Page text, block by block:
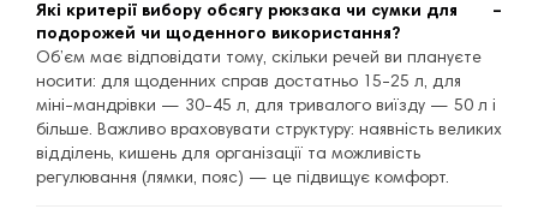
Які критерії вибору обсягу рюкзака чи сумки для
подорожей чи щоденного використання?
Об’єм має відповідати тому, скільки речей ви плануєте
носити: для щоденних справ достатньо 15-25 л, для
міні-мандрівки — 30-45 л, для тривалого виїзду — 50 л і
більше. Важливо враховувати структуру: наявність великих
відділень, кишень для організації та можливість
регулювання (лямки, пояс) — це підвищує комфорт.